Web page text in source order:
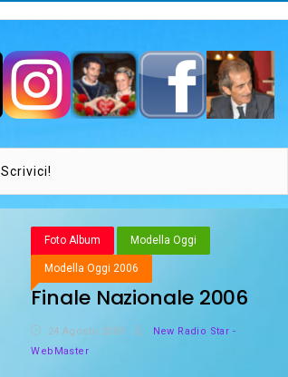
Scrivici!
Foto Album Modella Oggi
Modella Oggi 2006
Finale Nazionale 2006
24 Agosto 2009
New Radio Star -
WebMaster